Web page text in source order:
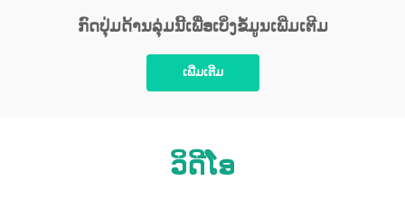
ກົດປຸ່ມດ້ານລຸ່ມນີ້ເພື່ອເບິ່ງຂໍ້ມູນເພີ່ມເຕີມ
ເພີ່ມເຕີມ
ວິດີໂອ